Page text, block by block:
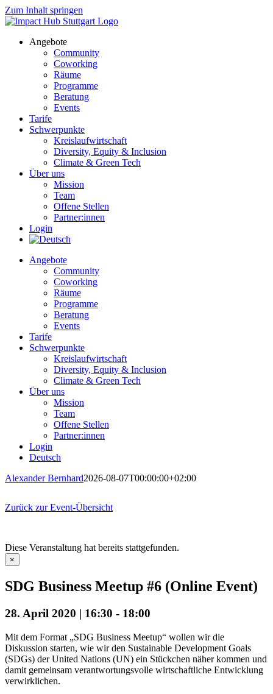
Zum Inhalt springen
Angebote
Community
Coworking
Räume
Programme
Beratung
Events
Tarife
Schwerpunkte
Kreislaufwirtschaft
Diversity, Equity & Inclusion
Climate & Green Tech
Über uns
Mission
Team
Offene Stellen
Partner:innen
Login
Angebote
Community
Coworking
Räume
Programme
Beratung
Events
Tarife
Schwerpunkte
Kreislaufwirtschaft
Diversity, Equity & Inclusion
Climate & Green Tech
Über uns
Mission
Team
Offene Stellen
Partner:innen
Login
Deutsch
Alexander Bernhard2026-08-07T00:00:00+02:00
Zurück zur Event-Übersicht
Diese Veranstaltung hat bereits stattgefunden.
×
SDG Business Meetup #6 (Online Event)
28. April 2020 | 16:30 - 18:00
Mit dem Format „SDG Business Meetup“ wollen wir die
Diskussion starten, wie wir den Sustainable Development Goals
(SDGs) der United Nations (UN) ein Stückchen näher kommen und
damit gemeinsam verantwortungsvolle wirtschaftliche Entwicklung
verwirklichen.